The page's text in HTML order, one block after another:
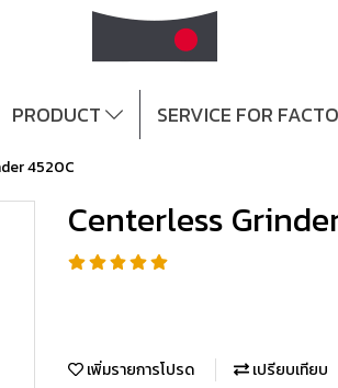
PRODUCT SERVICE FOR
4520C
Centerless
เพิ่มรายการโปรด เปรียบเทียบ